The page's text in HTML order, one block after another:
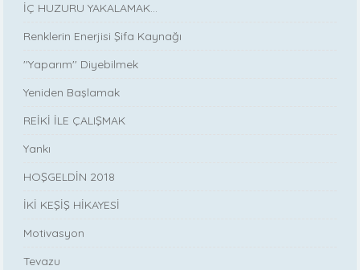
İÇ HUZURU YAKALAMAK…
Renklerin Enerjisi Şifa Kaynağı
''Yaparım'' Diyebilmek
Yeniden Başlamak
REİKİ İLE ÇALIŞMAK
Yankı
HOŞGELDİN 2018
İKİ KEŞİŞ HİKAYESİ
Motivasyon
Tevazu